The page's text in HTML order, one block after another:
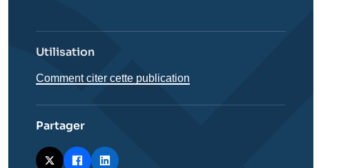
Utilisation
Comment citer cette publication
Partager